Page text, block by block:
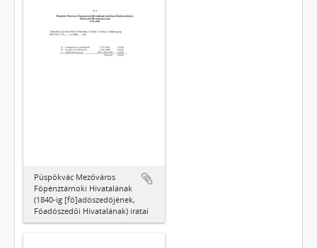
Püspökvác Mezőváros
Főpénztárnoki Hivatalának
(1840-ig [fő]adószedőjének,
Főadószedői Hivatalának) iratai